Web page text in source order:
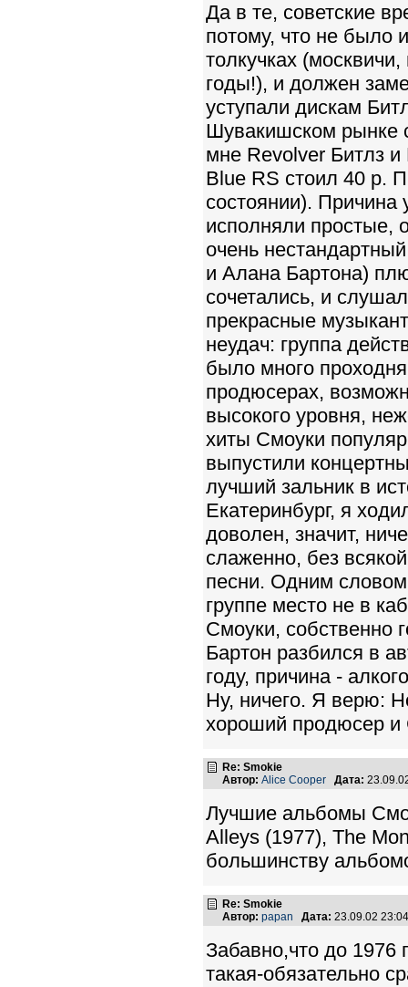
Да в те, советские
потому, что не было
толкучках
годы!), и должен
уступали дискам
Шувакишском рынке
мне Revolver Битлз и
Blue RS стоил 40 р.
состоянии). Причина
исполняли простые,
очень
и Алана Бартона)
сочетались, и
прекрасные
неудач: группа
было много
продюсерах,
высокого уровня,
хиты Смоуки
выпустили
лучший зальник в
Екатеринбург, я
доволен, значит,
слаженно, без
песни. Одним
группе место не в
Смоуки, собственно
Бартон разбился в
году, причина -
Ну, ничего. Я верю:
хороший продюсер и
Re: Smokie
Автор: Alice Cooper Дата:
Лучшие альбомы
Alleys (1977), The
большинству
Re: Smokie
Автор: papan Дата: 23.09.02
Забавно,что до 1976
такая-обязательно